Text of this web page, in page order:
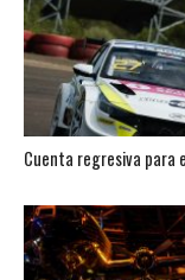
Cuenta regresiva para